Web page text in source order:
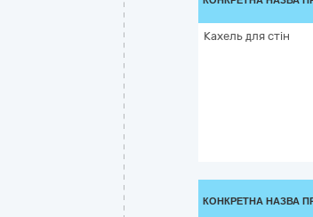
Кахель для стін
КОНКРЕТНА НАЗВА